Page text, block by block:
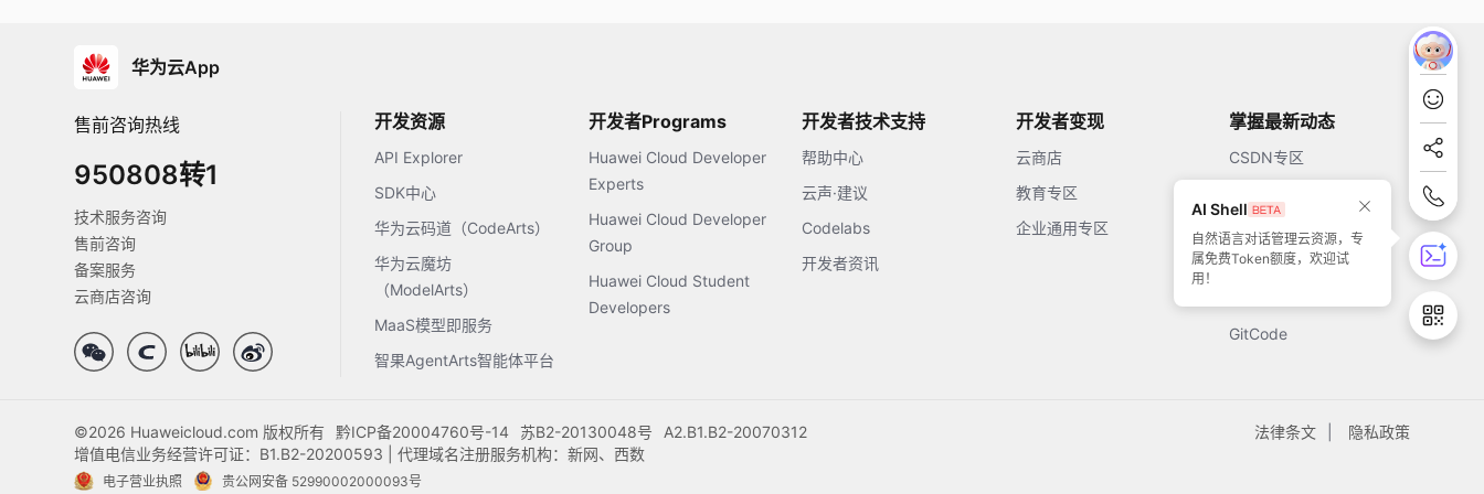
AI Shell
自然语言对话管理云资源，专
属免费Token额度，欢迎试
用！
华为云App
售前咨询热线
950808转1
技术服务咨询
售前咨询
备案服务
云商店咨询
开发资源
API Explorer
SDK中心
华为云码道（CodeArts）
华为云魔坊
（ModelArts）
MaaS模型即服务
智果AgentArts智能体平台
开发者Programs
Huawei Cloud Developer
Experts
Huawei Cloud Developer
Group
Huawei Cloud Student
Developers
开发者技术支持
帮助中心
云声·建议
Codelabs
开发者资讯
开发者变现
云商店
教育专区
企业通用专区
掌握最新动态
CSDN专区
开源中国
51CTO
GitCode
法律条文 隐私政策
©2026 Huaweicloud.com 版权所有 黔ICP备20004760号-14 苏B2-20130048号
A2.B1.B2-20070312
增值电信业务经营许可证：B1.B2-20200593 | 代理域名注册服务机构：新网、西数
电子营业执照 贵公网安备 52990002000093号